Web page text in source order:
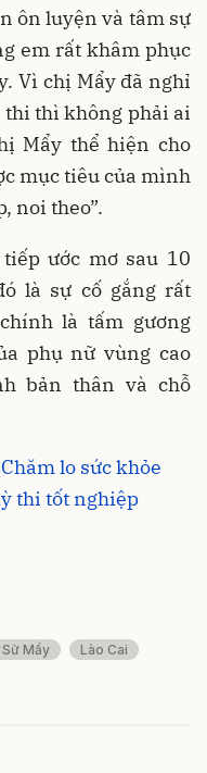
ôn luyện và tâm sự
em rất khâm phục
Vì chị Mẩy đã nghỉ
thi thì không phải ai
Mẩy thể hiện cho
mục tiêu của mình
noi theo”.
ước mơ sau 10
là sự cố gắng rất
là tấm gương
phụ nữ vùng cao
bản thân và chỗ
lo sức khỏe
thi tốt nghiệp
Sử Mẩy
Lào Cai